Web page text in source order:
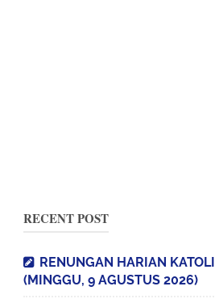
RECENT POST
RENUNGAN HARIAN
(MINGGU, 9 AGUSTUS 2026)